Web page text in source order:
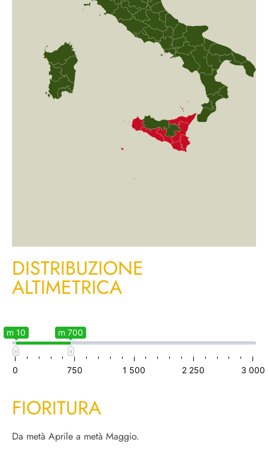
DISTRIBUZIONE
ALTIMETRICA
m 10 m 700
0 750 1 500 2 250 3 000
FIORITURA
Da metà Aprile a metà Maggio.